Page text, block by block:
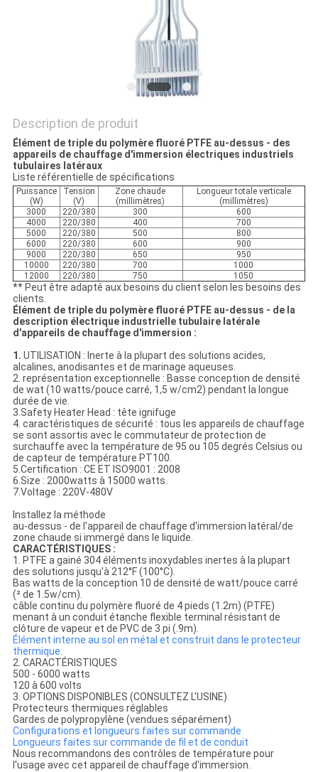
Description de produit
Élément de triple du polymère fluoré PTFE au-dessus - des
appareils de chauffage d'immersion électriques industriels
tubulaires latéraux
Liste référentielle de spécifications
Puissance
(W)
Tension
(V)
Zone chaude
(millimètres)
Longueur totale verticale
(millimètres)
3000
220/380 300
600
4000
220/380 400
700
5000
220/380 500
800
6000
220/380 600
900
9000
220/380 650
950
10000
220/380 700
1000
12000
220/380 750 1050
** Peut être adapté aux besoins du client selon les besoins des
clients.
Élément de triple du polymère fluoré PTFE au-dessus - de la
description électrique industrielle tubulaire latérale
d'appareils de chauffage d'immersion :
1. UTILISATION : Inerte à la plupart des solutions acides,
alcalines, anodisantes et de marinage aqueuses.
2. représentation exceptionnelle : Basse conception de densité
de wat (10 watts/pouce carré, 1,5 w/cm2) pendant la longue
durée de vie.
3.Safety Heater Head : tête ignifuge
4. caractéristiques de sécurité : tous les appareils de chauffage
se sont assortis avec le commutateur de protection de
surchauffe avec la température de 95 ou 105 degrés Celsius ou
de capteur de température PT100.
5.Certification : CE ET ISO9001 : 2008
6.Size : 2000watts à 15000 watts.
7.Voltage : 220V-480V
Installez la méthode
au-dessus - de l'appareil de chauffage d'immersion latéral/de
zone chaude si immergé dans le liquide.
CARACTÉRISTIQUES :
1. PTFE a gainé 304 éléments inoxydables inertes à la plupart
des solutions jusqu'à 212°F (100°C).
Bas watts de la conception 10 de densité de watt/pouce carré
(² de 1.5w/cm).
câble continu du polymère fluoré de 4 pieds (1.2m) (PTFE)
menant à un conduit étanche flexible terminal résistant de
clôture de vapeur et de PVC de 3 pi (.9m).
Élément interne au sol en métal et construit dans le protecteur
thermique.
2. CARACTÉRISTIQUES
500 - 6000 watts
120 à 600 volts
3. OPTIONS DISPONIBLES (CONSULTEZ L'USINE)
Protecteurs thermiques réglables
Gardes de polypropylène (vendues séparément)
Configurations et longueurs faites sur commande
Longueurs faites sur commande de fil et de conduit
Nous recommandons des contrôles de température pour
l'usage avec cet appareil de chauffage d'immersion.